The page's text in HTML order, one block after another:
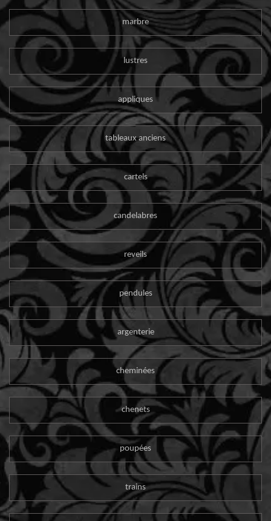
marbre
lustres
appliques
tableaux anciens
cartels
candelabres
reveils
pendules
argenterie
cheminées
chenets
poupées
trains